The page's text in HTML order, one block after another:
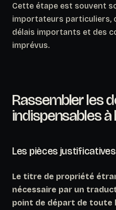
Cette étape est souvent
importateurs particuliers,
délais importants et des
imprévus.
Rassembler les
indispensables à
Les pièces
Le titre de propriété
nécessaire par un
point de départ de toute